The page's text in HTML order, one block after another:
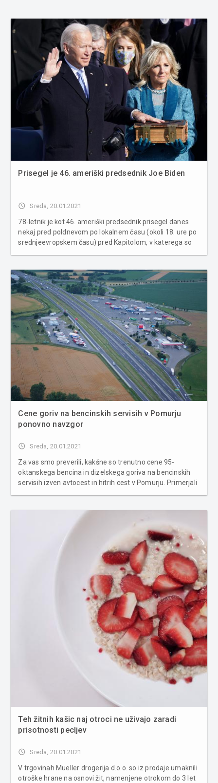
Prisegel je 46. ameriški predsednik Joe Biden
access_time Sreda, 20.01.2021
78-letnik je kot 46. ameriški predsednik prisegel danes
nekaj pred poldnevom po lokalnem času (okoli 18. ure po
srednjeevropskem času) pred Kapitolom, v katerega so
Obame, se je v...
Cene goriv na bencinskih servisih v Pomurju
ponovno navzgor
access_time Sreda, 20.01.2021
Za vas smo preverili, kakšne so trenutno cene 95-
oktanskega bencina in dizelskega goriva na bencinskih
servisih izven avtocest in hitrih cest v Pomurju. Primerjali
Teh žitnih kašic naj otroci ne uživajo zaradi
prisotnosti pecljev
access_time Sreda, 20.01.2021
V trgovinah Mueller drogerija d.o.o. so iz prodaje umaknili
otroške hrane na osnovi žit, namenjene otrokom do 3 let